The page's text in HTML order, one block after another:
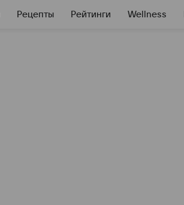
Рецепты Рейтинги Wellness